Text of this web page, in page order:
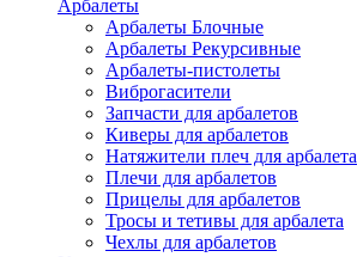
Арбалеты
Арбалеты Блочные
Арбалеты Рекурсивные
Арбалеты-пистолеты
Виброгасители
Запчасти для арбалетов
Киверы для арбалетов
Натяжители плеч для арбалета
Плечи для арбалетов
Прицелы для арбалетов
Тросы и тетивы для арбалета
Чехлы для арбалетов